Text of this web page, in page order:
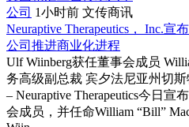
公司 1小时前 文传商讯
Neuraptive Therapeutics， Inc.
公司推进商业化进程
Ulf Wiinberg获任董事会成员
务高级副总裁 宾夕法尼亚州切斯
– Neuraptive Therapeutics今日宣
会成员，并任命William “Bill”